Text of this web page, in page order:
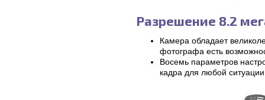
Разрешение 8.2
Камера обладает
фотографа есть
Восемь параметров
кадра для любой ситуации